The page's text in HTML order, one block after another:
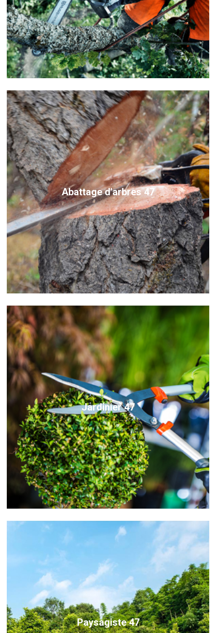
Abattage d'arbres 47
Jardinier 47
Paysagiste 47